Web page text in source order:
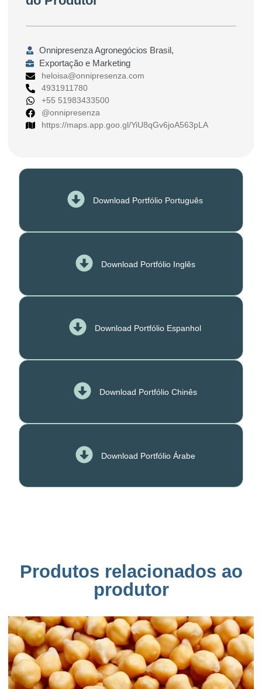
Onnipresenza Agronegócios Brasil,
Exportação e Marketing
heloisa@onnipresenza.com
4931911780
+55 51983433500
@onnipresenza
https://maps.app.goo.gl/YiU8qGv6joA563pLA
Download Portfólio Português
Download Portfólio Inglês
Download Portfólio Espanhol
Download Portfólio Chinês
Download Portfólio Árabe
Produtos relacionados ao
produtor